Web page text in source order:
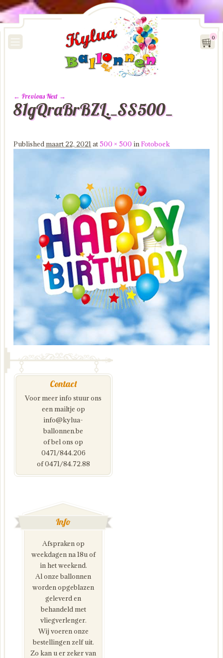
0
Image navigation
← Previous Next →
81gQraBrBZL._SS500_
Publishedmaart 22, 2021at500 × 500 inFotoboek
Contact
Voor meer info stuur ons
een mailtje op
info@kylua-
ballonnen.be
of bel ons op
0471/844.206
of 0471/84.72.88
Info
Afspraken op
weekdagen na 18u of
in het weekend.
Al onze ballonnen
worden opgeblazen
geleverd en
behandeld met
vliegverlenger.
Wij voeren onze
bestellingen zelf uit.
Zo kan u er zeker van